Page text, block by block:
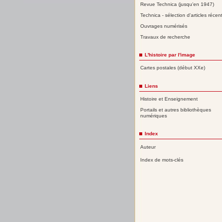
Revue Technica (jusqu'en 1947)
Technica - sélection d'articles
Ouvrages numérisés
Travaux de recherche
L'histoire par l'image
Cartes postales (début XXe)
Liens
Histoire et Enseignement
Portails et autres bibliothèques
numériques
Index
Auteur
Index de mots-clés